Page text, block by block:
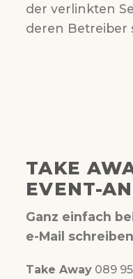
der verlinkten
deren Betreiber
TAKE
EVENT-
Ganz einfach
e-Mail
Take Away 089